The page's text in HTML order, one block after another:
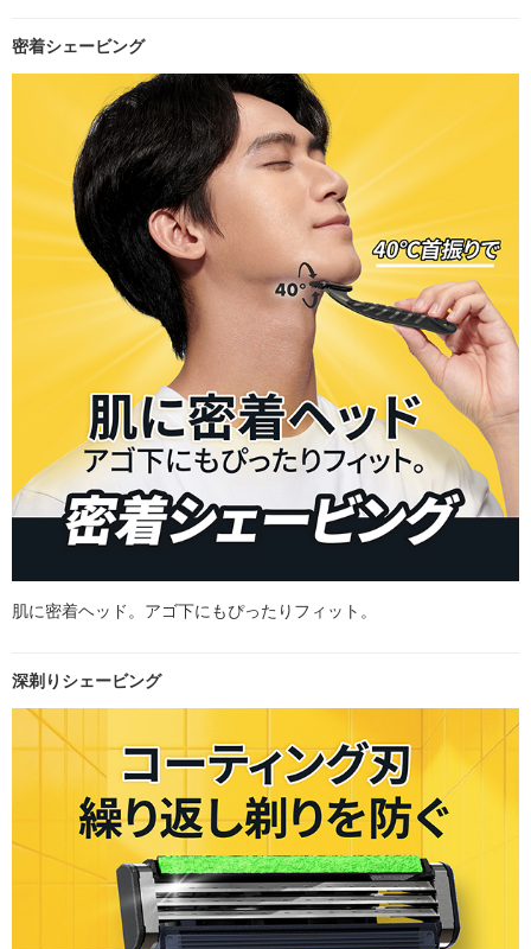
密着シェービング
肌に密着ヘッド。アゴ下にもぴったりフィット。
深剃りシェービング